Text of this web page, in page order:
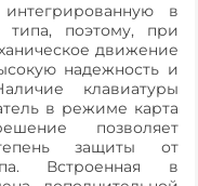
в
типа, поэтому, при
движение
надежность и
клавиатуры
в режиме карта
позволяет
защиты от
Встроенная в